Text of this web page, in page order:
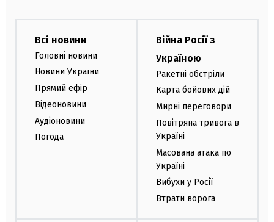
Всі новини
Головні новини
Новини України
Прямий ефір
Відеоновини
Аудіоновини
Погода
Війна Росії з
Україною
Ракетні обстріли
Карта бойових дій
Мирні переговори
Повітряна тривога в
Україні
Масована атака по
Україні
Вибухи у Росії
Втрати ворога